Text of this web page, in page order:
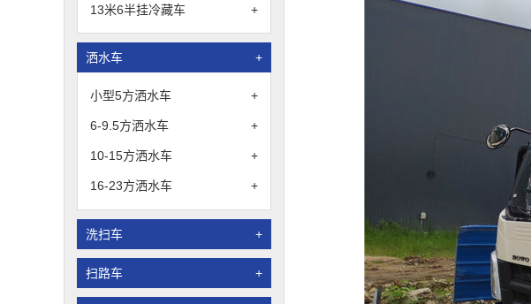
13米6半挂冷藏车 +
洒水车 +
小型5方洒水车 +
6-9.5方洒水车 +
10-15方洒水车 +
16-23方洒水车 +
洗扫车 +
扫路车 +